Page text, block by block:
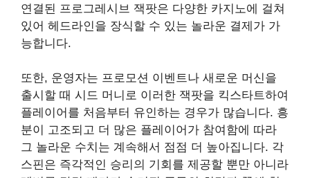
연결된 프로그레시브 잭팟은 다양한 카지노에 걸쳐
있어 헤드라인을 장식할 수 있는 놀라운 결제가 가
능합니다.
또한, 운영자는 프로모션 이벤트나 새로운 머신을
출시할 때 시드 머니로 이러한 잭팟을 킥스타트하여
플레이어를 처음부터 유인하는 경우가 많습니다. 흥
분이 고조되고 더 많은 플레이어가 참여함에 따라
그 놀라운 수치는 계속해서 점점 더 높아집니다. 각
스핀은 즉각적인 승리의 기회를 제공할 뿐만 아니라